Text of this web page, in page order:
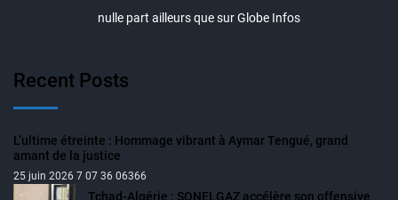
nulle part ailleurs que sur Globe Infos
Recent Posts
L’ultime étreinte : Hommage vibrant à Aymar Tengué, grand
amant de la justice
25 juin 2026 7 07 36 06366
Tchad-Algérie : SONELGAZ accélère son offensive